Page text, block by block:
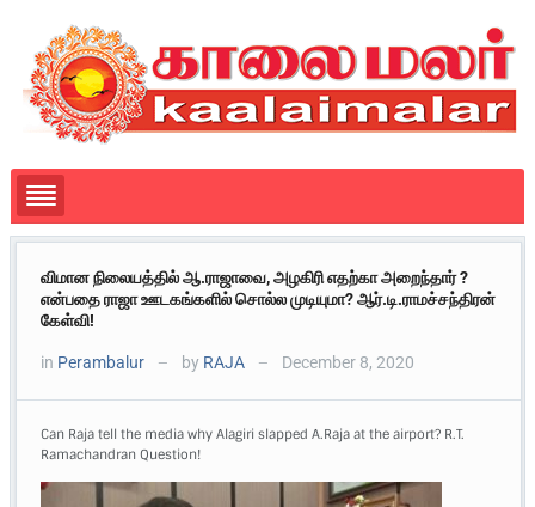
விமான நிலையத்தில் ஆ.ராஜாவை, அழகிரி எதற்கா அறைந்தார் ?
என்பதை ராஜா ஊடகங்களில் சொல்ல முடியுமா? ஆர்.டி.ராமச்சந்திரன்
கேள்வி!
in Perambalur — by RAJA — December 8, 2020
Can Raja tell the media why Alagiri slapped A.Raja at the airport? R.T.
Ramachandran Question!